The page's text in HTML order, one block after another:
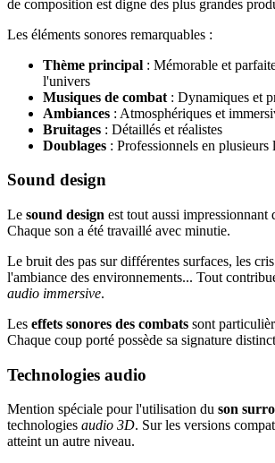
de composition est digne des plus grandes
Les éléments sonores remarquables :
Thème principal : Mémorable et
l'univers
Musiques de combat : Dynamiques et
Ambiances : Atmosphériques et
Bruitages : Détaillés et réalistes
Doublages : Professionnels en plusieurs
Sound design
Le sound design est tout aussi impressionnant
Chaque son a été travaillé avec minutie.
Le bruit des pas sur différentes surfaces, les
l'ambiance des environnements... Tout
audio immersive.
Les effets sonores des combats sont
Chaque coup porté possède sa signature
Technologies audio
Mention spéciale pour l'utilisation du son
technologies audio 3D. Sur les versions
atteint un autre niveau.